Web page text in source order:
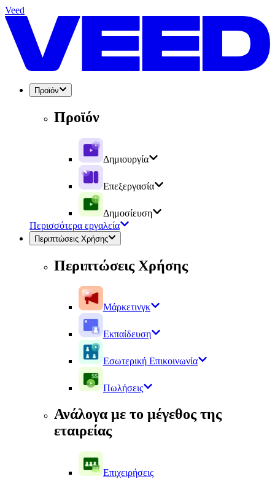
Veed
Προϊόν
Προϊόν
Δημιουργία
Επεξεργασία
Δημοσίευση
Περισσότερα εργαλεία
Περιπτώσεις Χρήσης
Περιπτώσεις Χρήσης
Μάρκετινγκ
Εκπαίδευση
Εσωτερική Επικοινωνία
Πωλήσεις
Ανάλογα με το μέγεθος της
εταιρείας
Επιχειρήσεις